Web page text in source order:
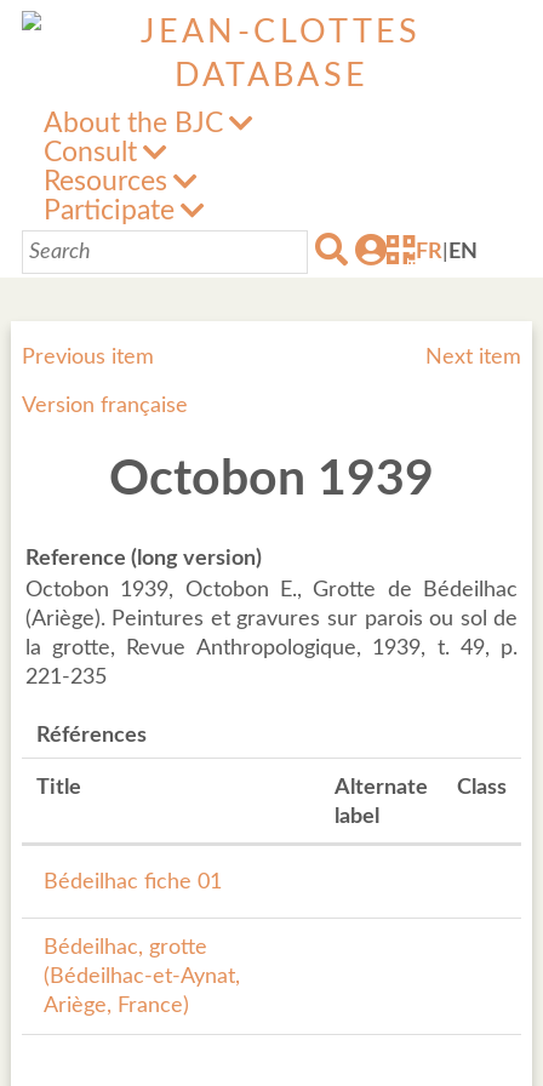
About the BJC
Consult
Resources
Participate
FR EN
Previous item Next item
Version française
Octobon 1939
Reference (long version)
Octobon 1939, Octobon E., Grotte de Bédeilhac
(Ariège). Peintures et gravures sur parois ou sol de
la grotte, Revue Anthropologique, 1939, t. 49, p.
221-235
Références
Title
Alternate
label
Class
Bédeilhac fiche 01
Bédeilhac, grotte
(Bédeilhac-et-Aynat,
Ariège, France)